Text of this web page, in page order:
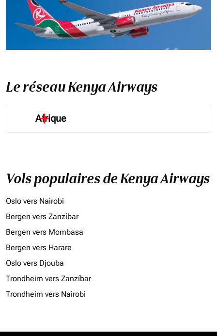
Le réseau Kenya Airways
Afrique
Vols populaires de Kenya Airways
Oslo vers Nairobi
Bergen vers Zanzíbar
Bergen vers Mombasa
Bergen vers Harare
Oslo vers Djouba
Trondheim vers Zanzíbar
Trondheim vers Nairobi